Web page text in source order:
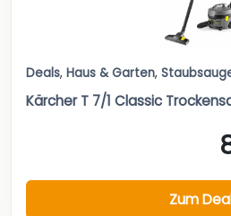
Deals, Haus & Garten,
Kärcher T 7/1 Classic
Zum